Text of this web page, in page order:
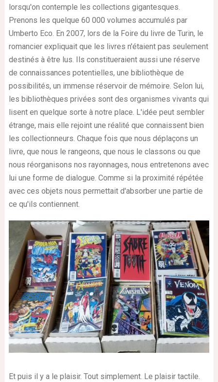
lorsqu'on contemple les collections gigantesques.
Prenons les quelque 60 000 volumes accumulés par
Umberto Eco. En 2007, lors de la Foire du livre de Turin, le
romancier expliquait que les livres n'étaient pas seulement
destinés à être lus. Ils constitueraient aussi une réserve
de connaissances potentielles, une bibliothèque de
possibilités, un immense réservoir de mémoire. Selon lui,
les bibliothèques privées sont des organismes vivants qui
lisent en quelque sorte à notre place. L'idée peut sembler
étrange, mais elle rejoint une réalité que connaissent bien
les collectionneurs. Chaque fois que nous déplaçons un
livre, que nous le rangeons, que nous le classons ou que
nous réorganisons nos rayonnages, nous entretenons avec
lui une forme de dialogue. Comme si la proximité répétée
avec ces objets nous permettait d'absorber une partie de
ce qu'ils contiennent.
Et puis il y a le plaisir. Tout simplement. Le plaisir tactile.